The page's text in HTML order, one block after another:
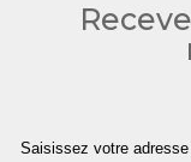
Saisissez votre